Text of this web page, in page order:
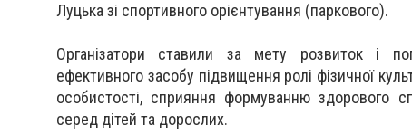
Луцька зі спортивного орієнтування (паркового).
Організатори ставили за мету розвиток і
ефективного засобу підвищення ролі фізичної
особистості, сприяння формуванню здорового
серед дітей та дорослих.